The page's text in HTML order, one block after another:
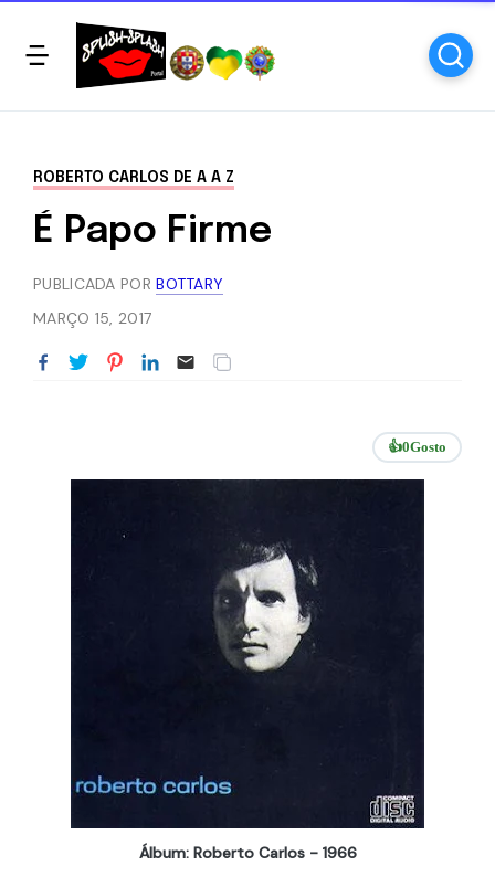
ROBERTO CARLOS DE A A Z
É Papo Firme
PUBLICADA PORBOTTARY
MARÇO 15, 2017
👍0Gosto
Álbum: Roberto Carlos - 1966